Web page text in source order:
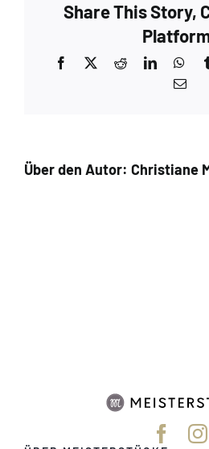
Share This Story,
Facebook Reddit LinkedIn
E-
Über den Autor: Christiane